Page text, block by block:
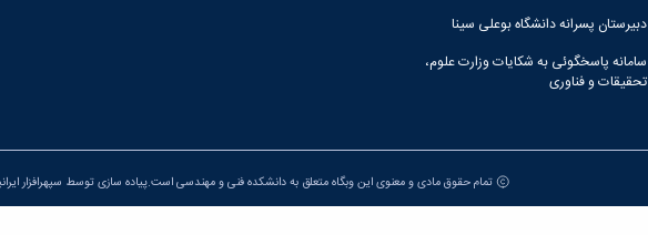
دبیرستان پسرانه دانشگاه بوعلی سینا
سامانه پاسخگوئی به شکایات وزارت علوم،
تحقیقات و فناوری
تمام حقوق مادی و معنوی این وبگاه متعلق به دانشکده فنی و مهندسی است.پیاده سازی توسط سپهرافزار